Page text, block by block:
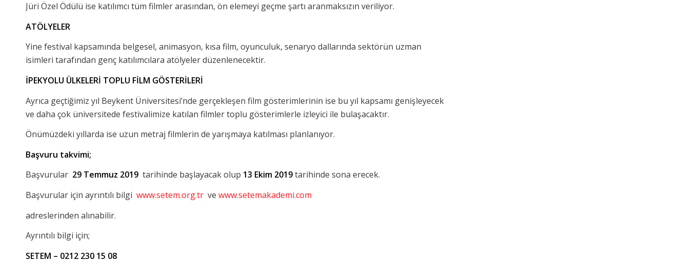
Jüri Özel Ödülü ise katılımcı tüm filmler arasından, ön elemeyi geçme şartı aranmaksızın veriliyor.
ATÖLYELER
Yine festival kapsamında belgesel, animasyon, kısa film, oyunculuk, senaryo dallarında sektörün uzman
isimleri tarafından genç katılımcılara atölyeler düzenlenecektir.
İPEKYOLU ÜLKELERİ TOPLU FİLM GÖSTERİLERİ
Ayrıca geçtiğimiz yıl Beykent Üniversitesi’nde gerçekleşen film gösterimlerinin ise bu yıl kapsamı genişleyecek
ve daha çok üniversitede festivalimize katılan filmler toplu gösterimlerle izleyici ile bulaşacaktır.
Önümüzdeki yıllarda ise uzun metraj filmlerin de yarışmaya katılması planlanıyor.
Başvuru takvimi;
Başvurular 29 Temmuz 2019 tarihinde başlayacak olup 13 Ekim 2019tarihinde sona erecek.
Başvurular için ayrıntılı bilgi www.setem.org.tr ve www.setemakademi.com
adreslerinden alınabilir.
Ayrıntılı bilgi için;
SETEM – 0212 230 15 08